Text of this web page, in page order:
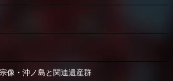
像・ 沖ノ島と関連遺産群